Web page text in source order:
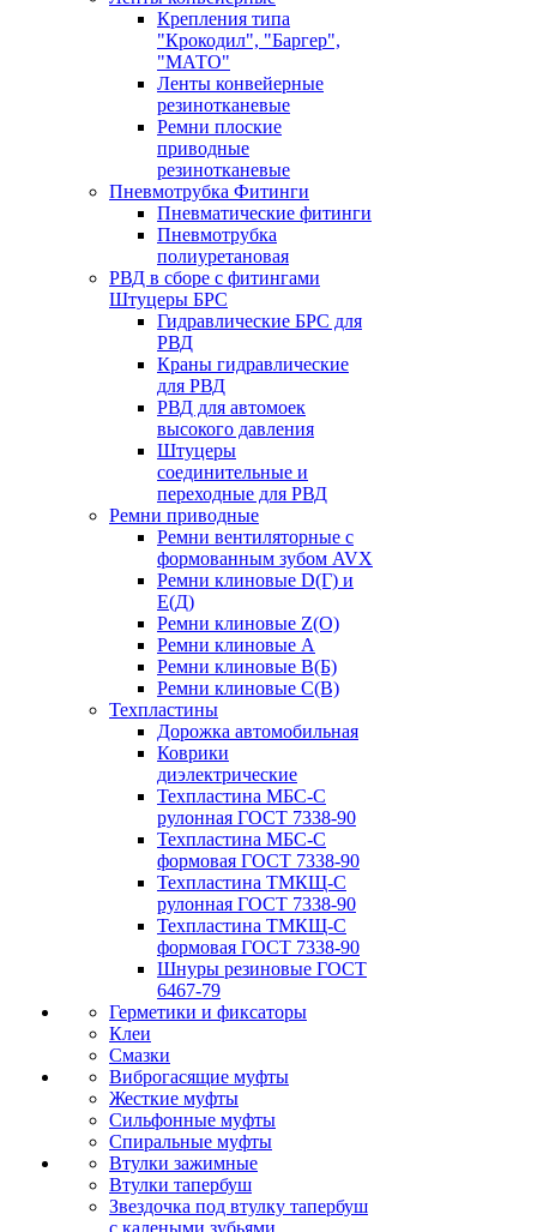
Крепления типа
"Крокодил", "Баргер",
"МАТО"
Ленты конвейерные
резинотканевые
Ремни плоские
приводные
резинотканевые
Пневмотрубка Фитинги
Пневматические фитинги
Пневмотрубка
полиуретановая
РВД в сборе с фитингами
Штуцеры БРС
Гидравлические БРС для
РВД
Краны гидравлические
для РВД
РВД для автомоек
высокого давления
Штуцеры
соединительные и
переходные для РВД
Ремни приводные
Ремни вентиляторные с
формованным зубом AVX
Ремни клиновые D(Г) и
Е(Д)
Ремни клиновые Z(О)
Ремни клиновые А
Ремни клиновые В(Б)
Ремни клиновые С(В)
Техпластины
Дорожка автомобильная
Коврики
диэлектрические
Техпластина МБС-С
рулонная ГОСТ 7338-90
Техпластина МБС-С
формовая ГОСТ 7338-90
Техпластина ТМКЩ-С
рулонная ГОСТ 7338-90
Техпластина ТМКЩ-С
формовая ГОСТ 7338-90
Шнуры резиновые ГОСТ
6467-79
Герметики и фиксаторы
Клеи
Смазки
Виброгасящие муфты
Жесткие муфты
Сильфонные муфты
Спиральные муфты
Втулки зажимные
Втулки тапербуш
Звездочка под втулку тапербуш
c калеными зубьями